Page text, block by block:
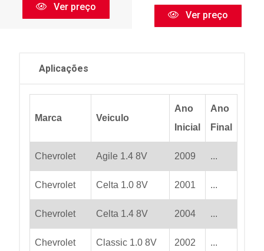
Ver preço
Ver preço
Aplicações
Marca Veiculo
Ano
Inicial
Ano
Final
Chevrolet Agile 1.4 8V 2009 ...
Chevrolet Celta 1.0 8V 2001 ...
Chevrolet Celta 1.4 8V 2004 ...
Chevrolet Classic 1.0 8V 2002 ...